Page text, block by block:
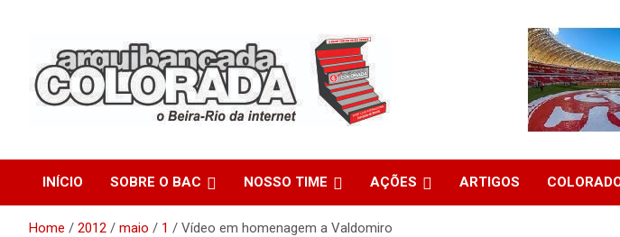
Arquibancada Colorada
INÍCIO SOBRE O BAC NOSSO TIME AÇÕES ARTIGOS
Home 2012 maio 1 Vídeo em homenagem a Valdomiro